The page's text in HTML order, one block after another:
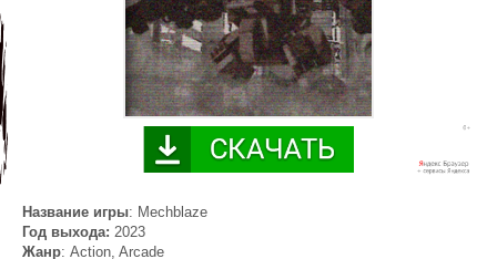
Название игры: Mechblaze
Год выхода: 2023
Жанр: Action, Arcade